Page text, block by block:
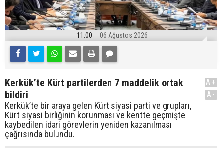
11:00 06 Ağustos 2026
Kerkük’te Kürt partilerden 7 maddelik ortak
bildiri
Kerkük’te bir araya gelen Kürt siyasi parti ve grupları,
Kürt siyasi birliğinin korunması ve kentte geçmişte
kaybedilen idari görevlerin yeniden kazanılması
çağrısında bulundu.
A+
A-